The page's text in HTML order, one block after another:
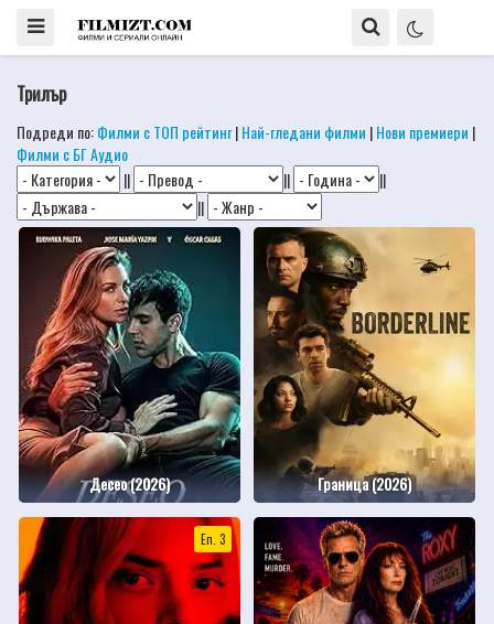
Трилър
Подреди по:Филми с ТОП рейтинг|Най-гледани филми |Нови премиери |
Филми с БГ Аудио
||
||
||
||
Десео (2026) Граница (2026)
Еп. 3